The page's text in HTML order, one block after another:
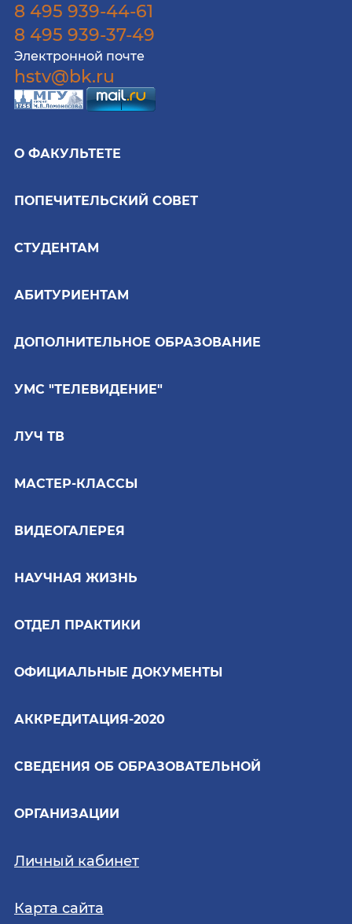
8 495 939-44-61
8 495 939-37-49
Электронной почте
hstv@bk.ru
О ФАКУЛЬТЕТЕ
ПОПЕЧИТЕЛЬСКИЙ СОВЕТ
СТУДЕНТАМ
АБИТУРИЕНТАМ
ДОПОЛНИТЕЛЬНОЕ ОБРАЗОВАНИЕ
УМС "ТЕЛЕВИДЕНИЕ"
ЛУЧ ТВ
МАСТЕР-КЛАССЫ
ВИДЕОГАЛЕРЕЯ
НАУЧНАЯ ЖИЗНЬ
ОТДЕЛ ПРАКТИКИ
ОФИЦИАЛЬНЫЕ ДОКУМЕНТЫ
АККРЕДИТАЦИЯ-2020
СВЕДЕНИЯ ОБ ОБРАЗОВАТЕЛЬНОЙ
ОРГАНИЗАЦИИ
Личный кабинет
Карта сайта